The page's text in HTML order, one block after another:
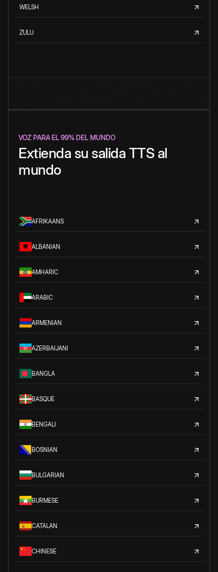
WELSH
ZULU
VOZ PARA EL 99% DEL MUNDO
Extienda su salida TTS al
mundo
AFRIKAANS
ALBANIAN
AMHARIC
ARABIC
ARMENIAN
AZERBAIJANI
BANGLA
BASQUE
BENGALI
BOSNIAN
BULGARIAN
BURMESE
CATALAN
CHINESE